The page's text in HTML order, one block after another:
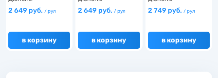
2 649 руб. / рул
в корзину
2 649 руб./ рул
в корзину
2 749 руб. / рул
в корзину